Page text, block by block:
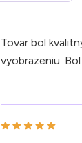
Tovar bol
vyobrazeniu.